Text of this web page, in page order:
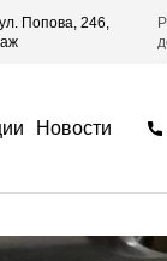
Попова, 246,
Новости